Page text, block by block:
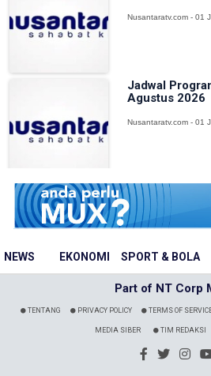
NEWS EKONOMI SPORT & BOLA
Nusantaratv.com - 01
Jadwal
Agustus 2026
Nusantaratv.com - 01
Part of NT Corp
TENTANG PRIVACY POLICY TERMS OF
MEDIA SIBER TIM REDAKSI